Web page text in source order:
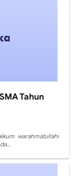
Tahun
warahmatullahi